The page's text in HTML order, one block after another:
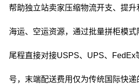
帮助独立站卖家压缩物流开支、提
海运、空运资源，通过批量拼柜模式
尾程直接对接USPS、UPS、FedEx
号，末端配送费用仅为传统国际快